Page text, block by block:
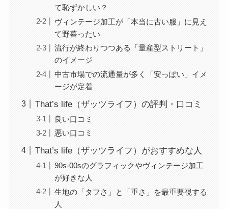
て恥ずかしい？
ヴィンテージ加工が「本当に古い服」に見え
て野暮ったい
流行が終わりつつある「量産型ストリート」
のイメージ
中古市場での流通量が多く「安っぽい」イメ
ージが定着
That’s life（ザッツライフ）の評判・口コミ
良い口コミ
悪い口コミ
That’s life（ザッツライフ）がおすすめな人
90s-00sのグラフィックやヴィンテージ加工
が好きな人
生地の「タフさ」と「重さ」を最重要視する
人